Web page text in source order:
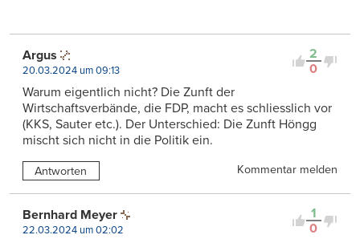
2
0
Argus
20.03.2024 um 09:13
Warum eigentlich nicht? Die Zunft der
Wirtschaftsverbände, die FDP, macht es schliesslich vor
(KKS, Sauter etc.). Der Unterschied: Die Zunft Höngg
mischt sich nicht in die Politik ein.
Antworten Kommentar melden
1
0
Bernhard Meyer
22.03.2024 um 02:02